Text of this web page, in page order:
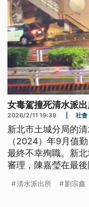
女毒駕撞死清水派
2026/2/11 19:39 社會
新北市土城分局的
（2024）年9月值
最終不幸殉職。新
審理，陳嘉瑩在最
媽。她的辯護律師
清水派出所 劉宗鑫